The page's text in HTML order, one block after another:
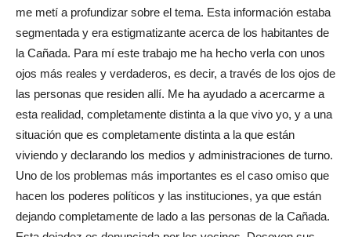
me metí a profundizar sobre el tema. Esta información estaba
segmentada y era estigmatizante acerca de los habitantes de
la Cañada. Para mí este trabajo me ha hecho verla con unos
ojos más reales y verdaderos, es decir, a través de los ojos de
las personas que residen allí. Me ha ayudado a acercarme a
esta realidad, completamente distinta a la que vivo yo, y a una
situación que es completamente distinta a la que están
viviendo y declarando los medios y administraciones de turno.
Uno de los problemas más importantes es el caso omiso que
hacen los poderes políticos y las instituciones, ya que están
dejando completamente de lado a las personas de la Cañada.